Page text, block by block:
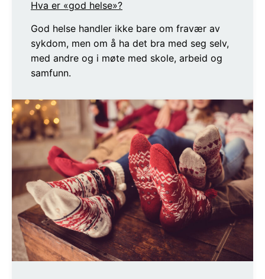
Hva er «god helse»?
God helse handler ikke bare om fravær av
sykdom, men om å ha det bra med seg selv,
med andre og i møte med skole, arbeid og
samfunn.